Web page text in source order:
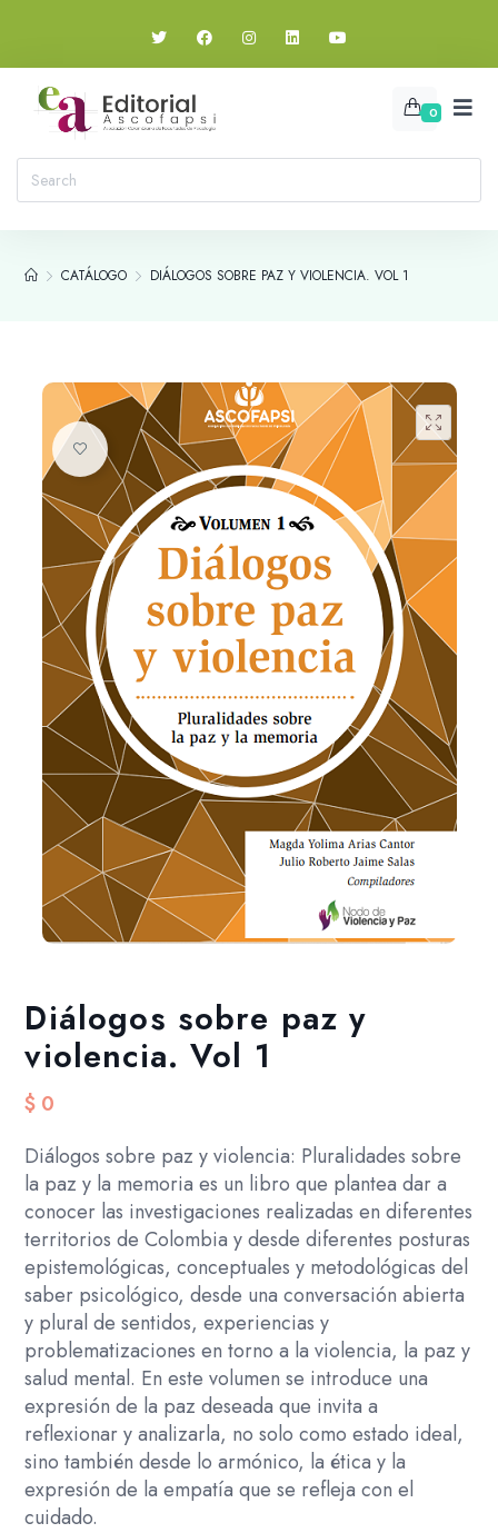
0
CATÁLOGO DIÁLOGOS SOBRE PAZ Y VIOLENCIA. VOL 1
Añadir a la lista de deseos
Diálogos sobre paz y
violencia. Vol 1
$ 0
Diálogos sobre paz y violencia: Pluralidades sobre
la paz y la memoria es un libro que plantea dar a
conocer las investigaciones realizadas en diferentes
territorios de Colombia y desde diferentes posturas
epistemológicas, conceptuales y metodológicas del
saber psicológico, desde una conversación abierta
y plural de sentidos, experiencias y
problematizaciones en torno a la violencia, la paz y
salud mental. En este volumen se introduce una
expresión de la paz deseada que invita a
reflexionar y analizarla, no solo como estado ideal,
sino también desde lo armónico, la ética y la
expresión de la empatía que se refleja con el
cuidado.